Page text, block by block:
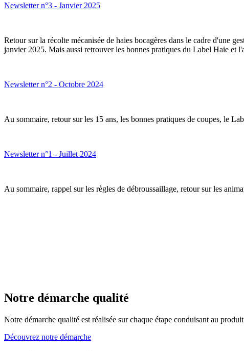
Newsletter n°3 - Janvier 2025
Retour sur la récolte mécanisée de haies bocagères dans le cadre d'une
janvier 2025. Mais aussi retrouver les bonnes pratiques du Label Haie et
Newsletter n°2 - Octobre 2024
Au sommaire, retour sur les 15 ans, les bonnes pratiques de coupes, le
Newsletter n°1 - Juillet 2024
Au sommaire, rappel sur les règles de débroussaillage, retour sur les
Notre démarche qualité
Notre démarche qualité est réalisée sur chaque étape conduisant au
Découvrez notre démarche